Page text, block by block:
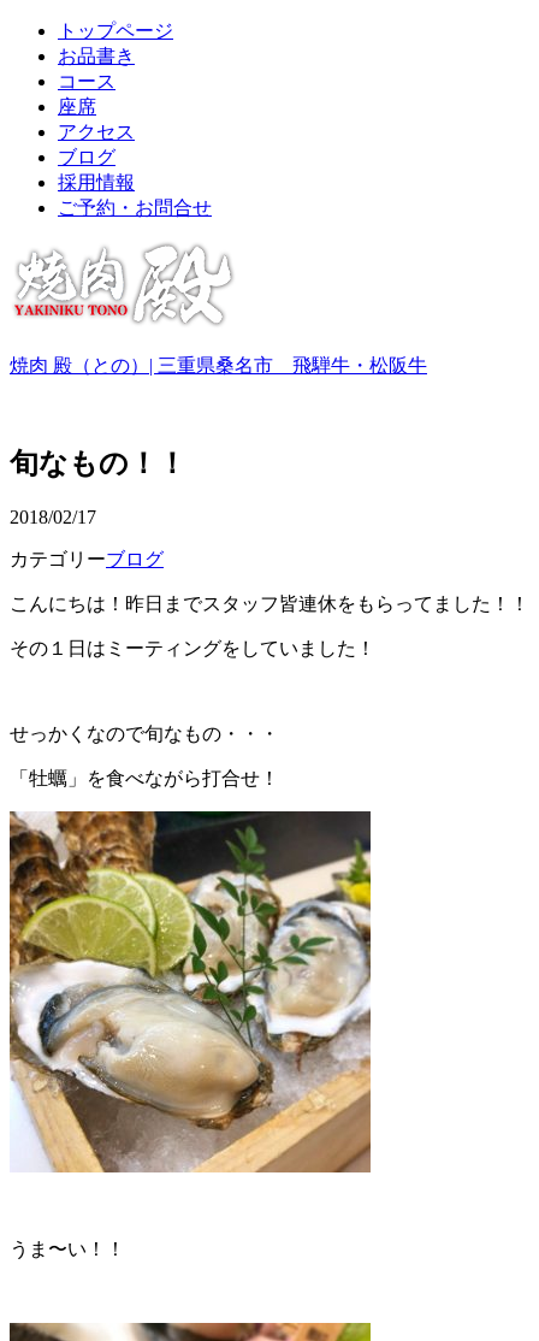
トップページ
お品書き
コース
座席
アクセス
ブログ
採用情報
ご予約・お問合せ
焼肉 殿（との）| 三重県桑名市 飛騨牛・松阪牛
旬なもの！！
2018/02/17
カテゴリーブログ
こんにちは！昨日までスタッフ皆連休をもらってました！！
その１日はミーティングをしていました！
せっかくなので旬なもの・・・
「牡蠣」を食べながら打合せ！
うま〜い！！